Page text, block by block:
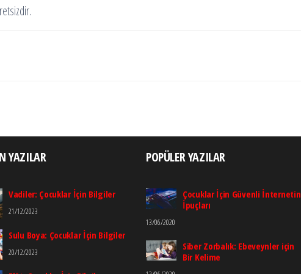
YAZILAR
Vadiler: Çocuklar İçin Bilgiler
21/12/2023
Sulu Boya: Çocuklar İçin Bilgiler
20/12/2023
POPÜLER YAZILAR
Çocuklar İçin Güvenli İnternetin
İpuçları
13/06/2020
Siber Zorbalık: Ebeveynler için
Bir Kelime